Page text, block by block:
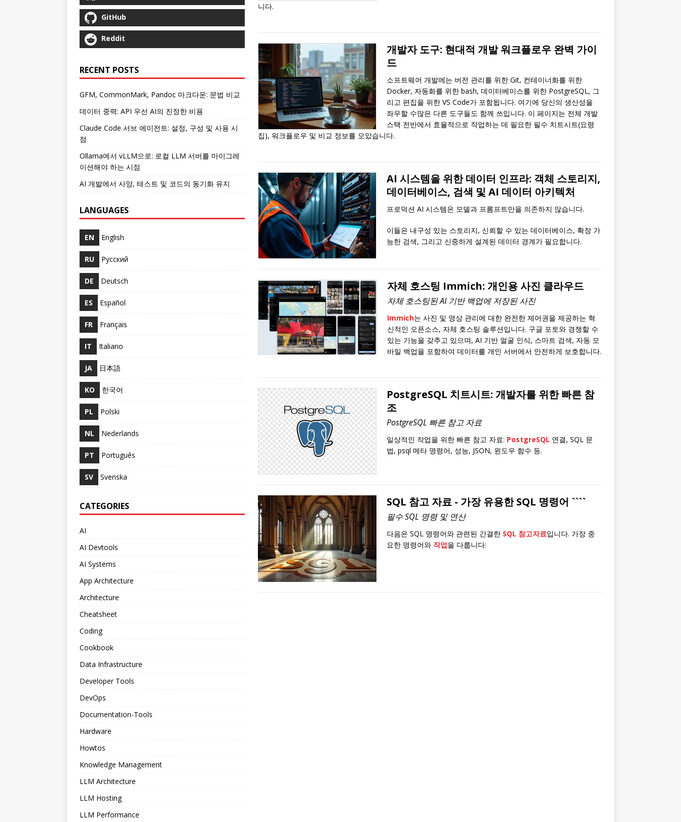
니다.
개발자 도구: 현대적 개발 워크플로우 완벽 가이
드
소프트웨어 개발에는 버전 관리를 위한 Git, 컨테이너화를 위한
Docker, 자동화를 위한 bash, 데이터베이스를 위한 PostgreSQL, 그
리고 편집을 위한 VS Code가 포함됩니다. 여기에 당신의 생산성을
좌우할 수많은 다른 도구들도 함께 쓰입니다. 이 페이지는 전체 개발
스택 전반에서 효율적으로 작업하는 데 필요한 필수 치트시트(요령
집), 워크플로우 및 비교 정보를 모았습니다.
AI 시스템을 위한 데이터 인프라: 객체 스토리지,
데이터베이스, 검색 및 AI 데이터 아키텍처
프로덕션 AI 시스템은 모델과 프롬프트만을 의존하지 않습니다.
이들은 내구성 있는 스토리지, 신뢰할 수 있는 데이터베이스, 확장 가
능한 검색, 그리고 신중하게 설계된 데이터 경계가 필요합니다.
자체 호스팅 Immich: 개인용 사진 클라우드
자체 호스팅된 AI 기반 백업에 저장된 사진
Immich는 사진 및 영상 관리에 대한 완전한 제어권을 제공하는 혁
신적인 오픈소스, 자체 호스팅 솔루션입니다. 구글 포토와 경쟁할 수
있는 기능을 갖추고 있으며, AI 기반 얼굴 인식, 스마트 검색, 자동 모
바일 백업을 포함하여 데이터를 개인 서버에서 안전하게 보호합니다.
PostgreSQL 치트시트: 개발자를 위한 빠른 참
조
PostgreSQL 빠른 참고 자료
일상적인 작업을 위한 빠른 참고 자료: PostgreSQL 연결, SQL 문
법, psql 메타 명령어, 성능, JSON, 윈도우 함수 등.
SQL 참고 자료 - 가장 유용한 SQL 명령어 ````
필수 SQL 명령 및 연산
다음은 SQL 명령어와 관련된 간결한 SQL 참고자료입니다. 가장 중
요한 명령어와 작업을 다룹니다:
GitHub
Reddit
RECENT POSTS
GFM, CommonMark, Pandoc 마크다운: 문법 비교
데이터 중력: API 우선 AI의 진정한 비용
Claude Code 서브 에이전트: 설정, 구성 및 사용 시
점
Ollama에서 vLLM으로: 로컬 LLM 서버를 마이그레
이션해야 하는 시점
AI 개발에서 사양, 테스트 및 코드의 동기화 유지
LANGUAGES
EN English
RU Русский
DE Deutsch
ES Español
FR Français
IT Italiano
JA 日本語
KO 한국어
PL Polski
NL Nederlands
PT Português
SV Svenska
CATEGORIES
AI
AI Devtools
AI Systems
App Architecture
Architecture
Cheatsheet
Coding
Cookbook
Data Infrastructure
Developer Tools
DevOps
Documentation-Tools
Hardware
Howtos
Knowledge Management
LLM Architecture
LLM Hosting
LLM Performance